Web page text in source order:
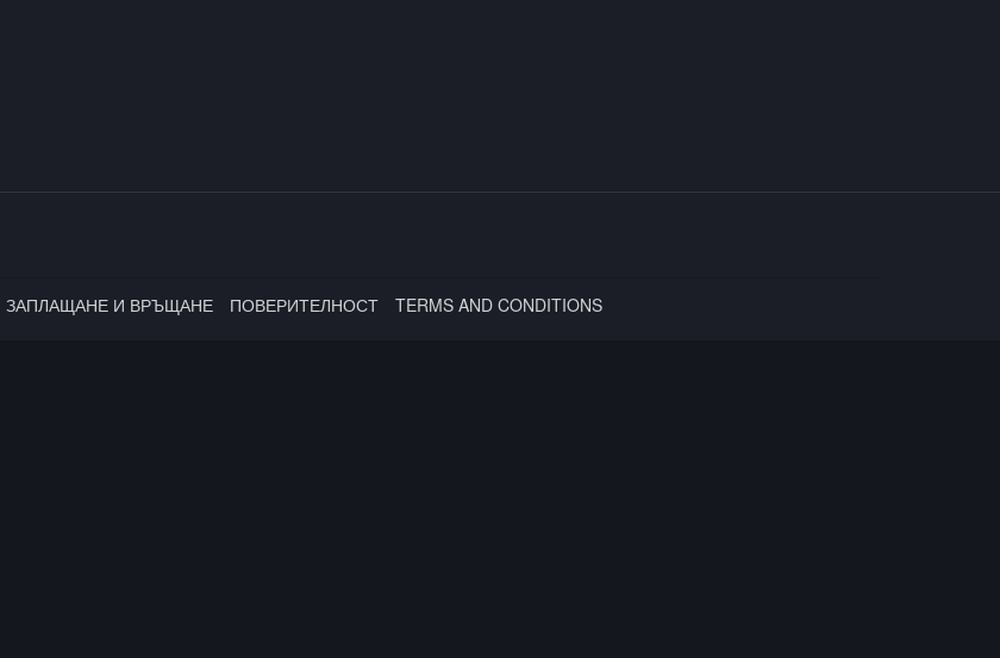
ЗАПЛАЩАНЕ И ВРЪЩАНЕ ПОВЕРИТЕЛНОСТ TERMS AND CONDITIONS